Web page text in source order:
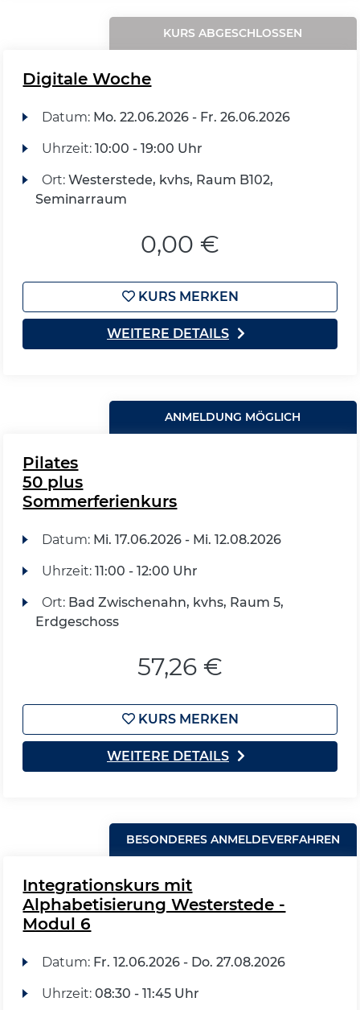
KURS ABGESCHLOSSEN
Digitale Woche
Datum: Mo. 22.06.2026 - Fr. 26.06.2026
Uhrzeit: 10:00 - 19:00 Uhr
Ort: Westerstede, kvhs, Raum B102,
Seminarraum
0,00 €
KURS MERKEN
WEITERE DETAILS
ANMELDUNG MÖGLICH
Pilates
50 plus
Sommerferienkurs
Datum: Mi. 17.06.2026 - Mi. 12.08.2026
Uhrzeit: 11:00 - 12:00 Uhr
Ort: Bad Zwischenahn, kvhs, Raum 5,
Erdgeschoss
57,26 €
KURS MERKEN
WEITERE DETAILS
BESONDERES ANMELDEVERFAHREN
Integrationskurs mit
Alphabetisierung Westerstede -
Modul 6
Datum: Fr. 12.06.2026 - Do. 27.08.2026
Uhrzeit: 08:30 - 11:45 Uhr